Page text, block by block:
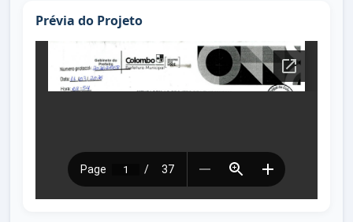
Prévia do Projeto